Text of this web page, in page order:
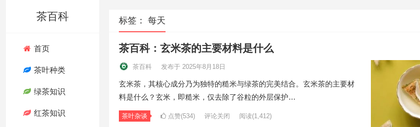
茶百科
首页
茶叶种类
绿茶知识
红茶知识
标签： 每天
茶百科：玄米茶的主要材料是什么
茶百科 发布于 2025年8月18日
玄米茶，其核心成分乃为独特的糙米与绿茶的完美结合。玄米茶的主要材
料是什么？玄米，即糙米，仅去除了谷粒的外层保护…
茶叶杂谈 点赞(534) 评论关闭 阅读(1,412)